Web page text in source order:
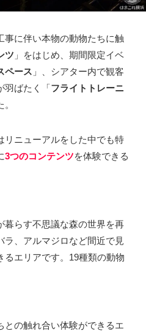
事に伴い本物の動物たちに触
ツ 」をはじめ、期間限定イベ
ペース 」、シアター内で観客
羽ばたく「フライトトレーニ
リニューアルをした中でも特
3つのコンテンツを体験できる
暮らす不思議な森の世界を再
ラ、アルマジロなど間近で見
るエリアです。19種類の動物
との触れ合い体験ができるエ